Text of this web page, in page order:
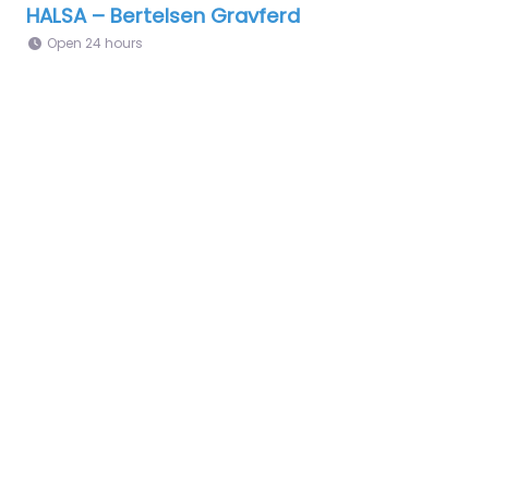
HALSA – Bertelsen Gravferd
Open 24 hours